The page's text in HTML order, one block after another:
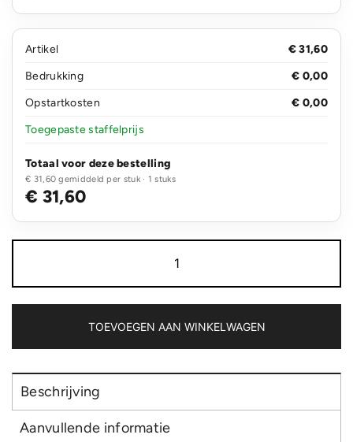
Artikel
€ 31,60
Bedrukking
€ 0,00
Opstartkosten
€ 0,00
Toegepaste staffelprijs
Totaal voor deze bestelling
€ 31,60 gemiddeld per stuk · 1 stuks
€ 31,60
15.6"
RFID
laptop
PVC
TOEVOEGEN AAN WINKELWAGEN
Beschrijving
Aanvullende informatie